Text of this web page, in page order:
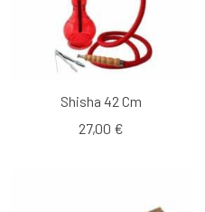
Shisha 42 Cm
27,00 €